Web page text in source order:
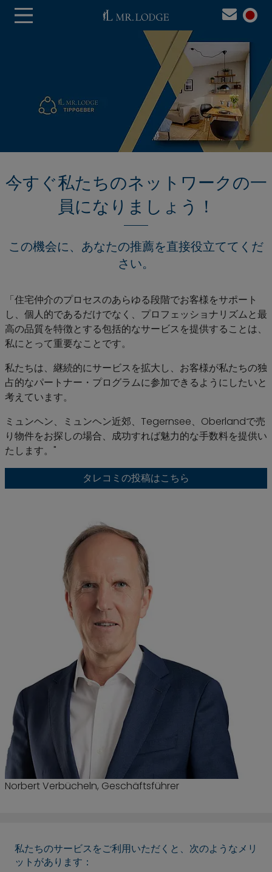
Norbert Verbücheln, Geschäftsführer
今すぐ私たちのネットワークの一
員になりましょう！
この機会に、あなたの推薦を直接役立ててくだ
さい。
「住宅仲介のプロセスのあらゆる段階でお客様をサポート
し、個人的であるだけでなく、プロフェッショナリズムと最
高の品質を特徴とする包括的なサービスを提供することは、
私にとって重要なことです。
私たちは、継続的にサービスを拡大し、お客様が私たちの独
占的なパートナー・プログラムに参加できるようにしたいと
考えています。
ミュンヘン、ミュンヘン近郊、Tegernsee、Oberlandで売
り物件をお探しの場合、成功すれば魅力的な手数料を提供い
たします。"
タレコミの投稿はこちら
私たちのサービスをご利用いただくと、次のようなメリ
ットがあります：